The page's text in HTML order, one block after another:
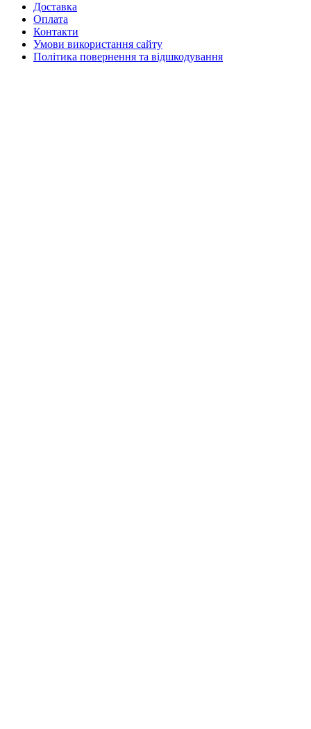
Доставка
Оплата
Контакти
Умови використання сайту
Політика повернення та відшкодування